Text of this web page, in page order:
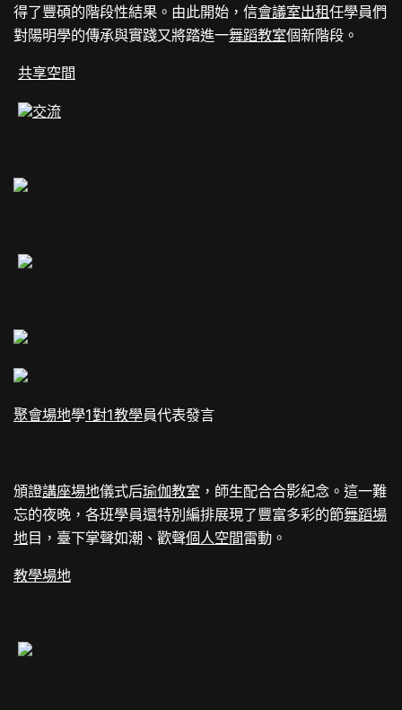
得了豐碩的階段性結果。由此開始，信會議室出租任學員們
對陽明學的傳承與實踐又將踏進一舞蹈教室個新階段。
共享空間
交流
聚會場地學1對1教學員代表發言
頒證講座場地儀式后瑜伽教室 ，師生配合合影紀念。這一難
忘的夜晚，各班學員還特別編排展現了豐富多彩的節舞蹈場
地目，臺下掌聲如潮、歡聲個人空間雷動。
教學場地